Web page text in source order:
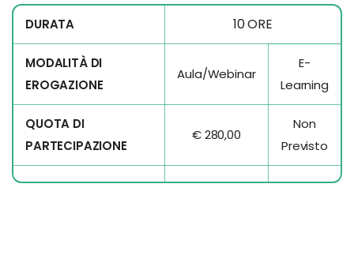
DURATA 10 ORE
MODALITÀ DI
EROGAZIONE
Aula/Webinar
E-
Learning
QUOTA DI
PARTECIPAZIONE
€ 280,00
Non
Previsto